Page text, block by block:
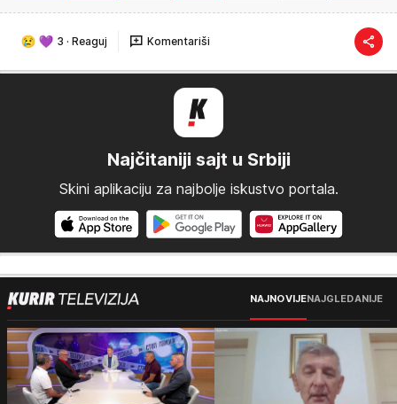
3 · Reaguj Komentariši
Najčitaniji sajt u Srbiji
Skini aplikaciju za najbolje iskustvo portala.
NAJNOVIJENAJGLEDANIJE